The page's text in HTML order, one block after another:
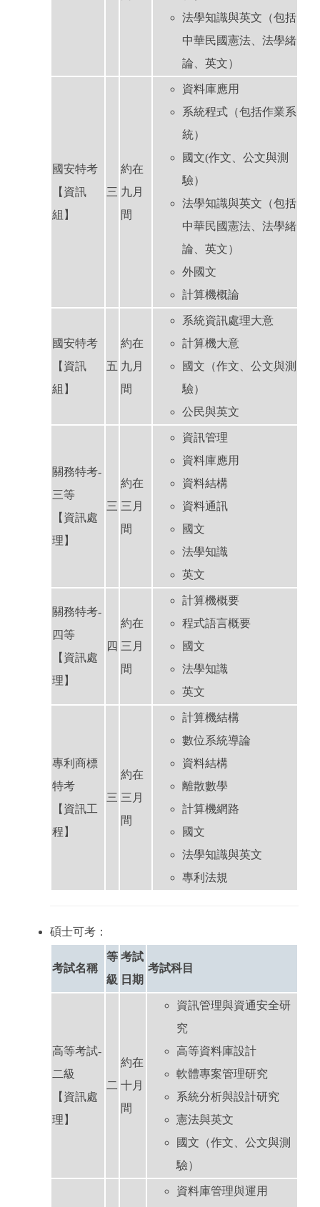
法學知識與英文（包括
中華民國憲法、法學緒
論、英文）
國安特考
【資訊
組】
三
約在
九月
間
資料庫應用
系統程式（包括作業系
統）
國文(作文、公文與測
驗）
法學知識與英文（包括
中華民國憲法、法學緒
論、英文）
外國文
計算機概論
國安特考
【資訊
組】
五
約在
九月
間
系統資訊處理大意
計算機大意
國文（作文、公文與測
驗）
公民與英文
關務特考-
三等
【資訊處
理】
三
約在
三月
間
資訊管理
資料庫應用
資料結構
資料通訊
國文
法學知識
英文
關務特考-
四等
【資訊處
理】
四
約在
三月
間
計算機概要
程式語言概要
國文
法學知識
英文
專利商標
特考
【資訊工
程】
三
約在
三月
間
計算機結構
數位系統導論
資料結構
離散數學
計算機網路
國文
法學知識與英文
專利法規
碩士可考：
考試名稱
等
級
考試
日期
考試科目
高等考試-
二級
【資訊處
理】
二
約在
十月
間
資訊管理與資通安全研
究
高等資料庫設計
軟體專案管理研究
系統分析與設計研究
憲法與英文
國文（作文、公文與測
驗）
資料庫管理與運用